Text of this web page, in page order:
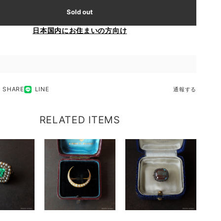
Sold out
日本国内にお住まいの方向け
SHARE LINE 通報する
RELATED ITEMS